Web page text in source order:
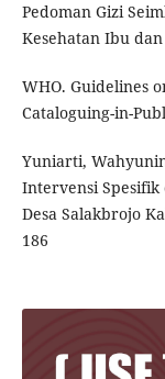
Pedoman Gizi
Kesehatan Ibu
WHO. Guidelines
Cataloguing-in-
Yuniarti,
Intervensi Spesifik
Desa Salakbrojo
186